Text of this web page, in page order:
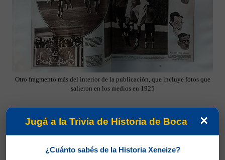
Otro fragmento más del interior de la publicación, que incluye fotos que
salieron en los medios en 1925
×
Jugá a la Trivia de Historia de Boca
¿Cuánto sabés de la Historia Xeneize?